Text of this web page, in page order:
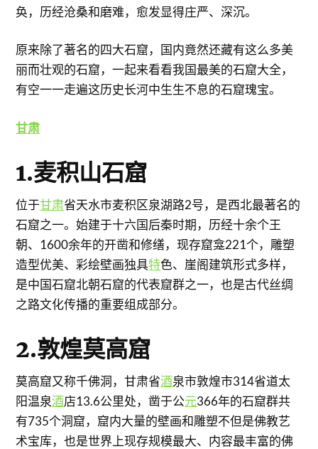
奂，历经沧桑和磨难，愈发显得庄严、深沉。
原来除了著名的四大石窟，国内竟然还藏有这么多美
丽而壮观的石窟，一起来看看我国最美的石窟大全，
有空一一走遍这历史长河中生生不息的石窟瑰宝。
甘肃
1.麦积山石窟
位于甘肃省天水市麦积区泉湖路2号，是西北最著名的
石窟之一。始建于十六国后秦时期，历经十余个王
朝、1600余年的开凿和修缮，现存窟龛221个，雕塑
造型优美、彩绘壁画独具特色、崖阁建筑形式多样，
是中国石窟北朝石窟的代表窟群之一，也是古代丝绸
之路文化传播的重要组成部分。
2.敦煌莫高窟
莫高窟又称千佛洞，甘肃省酒泉市敦煌市314省道太
阳温泉酒店13.6公里处，凿于公元366年的石窟群共
有735个洞窟，窟内大量的壁画和雕塑不但是佛教艺
术宝库，也是世界上现存规模最大、内容最丰富的佛